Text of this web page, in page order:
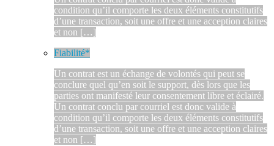
condition qu’il comporte les deux éléments constitutifs
d’une transaction, soit une offre et une acception claires
et non […]
Fiabilité*
Un contrat est un échange de volontés qui peut se
conclure quel qu’en soit le support, dès lors que les
parties ont manifesté leur consentement libre et éclairé.
Un contrat conclu par courriel est donc valide à
condition qu’il comporte les deux éléments constitutifs
d’une transaction, soit une offre et une acception claires
et non […]